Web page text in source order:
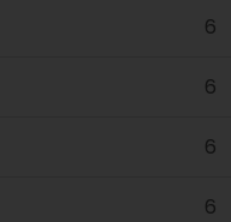
6
6
6
6